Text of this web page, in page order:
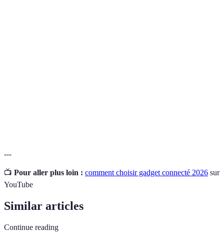
---
📺 Pour aller plus loin : comment choisir gadget connecté 2026 sur
YouTube
Similar articles
Continue reading